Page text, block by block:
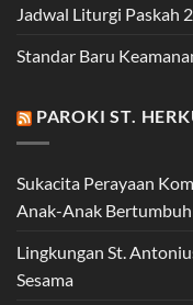
Jadwal Liturgi Paskah
Standar Baru
PAROKI ST.
Sukacita Perayaan
Anak-Anak
Lingkungan St.
Sesama